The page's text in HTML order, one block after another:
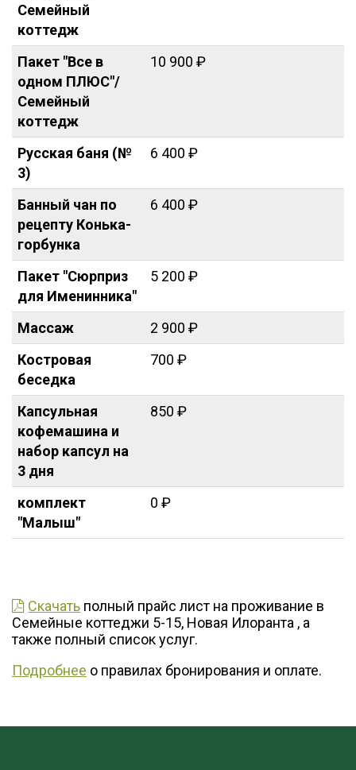
Семейный
коттедж
Пакет "Все в
одном ПЛЮС"/
Семейный
коттедж
10 900 ₽
Русская баня (№
3)
6 400 ₽
Банный чан по
рецепту Конька-
горбунка
6 400 ₽
Пакет "Сюрприз
для Именинника"
5 200 ₽
Массаж
2 900 ₽
Костровая
беседка
700 ₽
Капсульная
кофемашина и
набор капсул на
3 дня
850 ₽
комплект
"Малыш"
0 ₽
Скачать полный прайс лист на проживание в
Семейные коттеджи 5-15, Новая Илоранта , а
также полный список услуг.
Подробнее о правилах бронирования и оплате.